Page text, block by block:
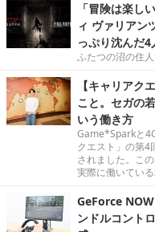
「冒険は楽し
ィ ヴァリアン
っぷり沈んだ4
ふたつの沼の住
【キャリアク
こと。セガの
いう働き方
Game*Sparkと
クエスト」の第4
されました。こ
実際に働いてい
GeForce
ンドルコント